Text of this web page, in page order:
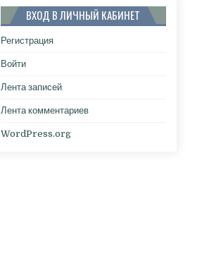
ВХОД В ЛИЧНЫЙ КАБИНЕТ
Регистрация
Войти
Лента записей
Лента комментариев
WordPress.org